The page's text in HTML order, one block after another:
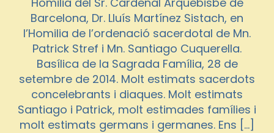
Barcelona, Dr. Lluís Martínez Sistach, en
l’Homilia de l’ordenació sacerdotal de Mn.
Patrick Stref i Mn. Santiago Cuquerella.
Basílica de la Sagrada Família, 28 de
setembre de 2014. Molt estimats sacerdots
concelebrants i diaques. Molt estimats
Santiago i Patrick, molt estimades famílies i
molt estimats germans i germanes. Ens […]